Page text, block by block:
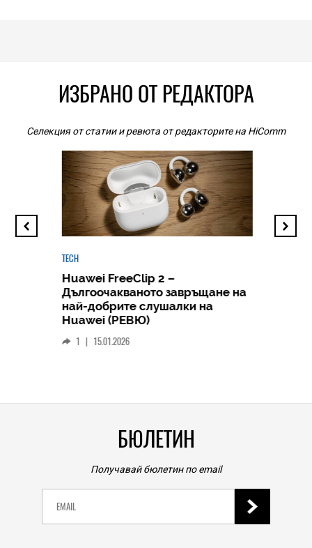
ИЗБРАНО ОТ РЕДАКТОРА
Селекция от статии и ревюта от редакторите на HiComm
TECH
Huawei FreeClip 2 –
Дългоочакваното завръщане на
най-добрите слушалки на
Huawei (РЕВЮ)
1 | 15.01.2026
БЮЛЕТИН
Получавай бюлетин по email